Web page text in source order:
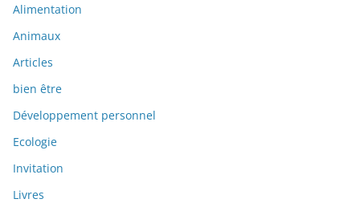
Alimentation
Animaux
Articles
bien être
Développement personnel
Ecologie
Invitation
Livres